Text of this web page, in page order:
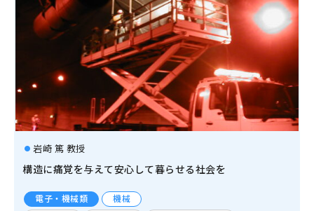
岩崎 篤 教授
構造に痛覚を与えて安心して暮らせる社会を
電子・機械類
機械